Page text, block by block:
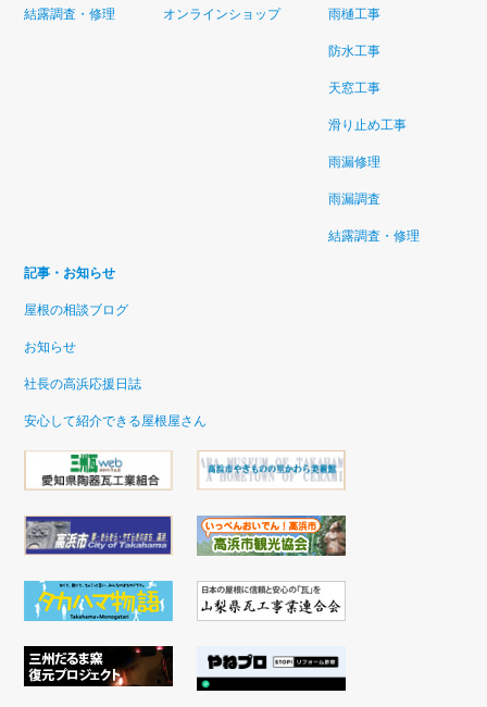
結露調査・修理 オンラインショップ 雨樋工事
防水工事
天窓工事
滑り止め工事
雨漏修理
雨漏調査
結露調査・修理
記事・お知らせ
屋根の相談ブログ
お知らせ
社長の高浜応援日誌
安心して紹介できる屋根屋さん